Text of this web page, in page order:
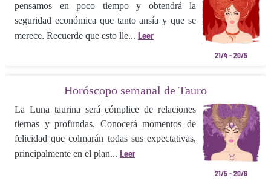
21/4 - 20/5
pensamos en poco tiempo y obtendrá la
seguridad económica que tanto ansía y que se
merece. Recuerde que esto lle... Leer
Horóscopo semanal de Tauro
21/5 - 20/6
La Luna taurina será cómplice de rela­ciones
tiernas y profundas. Conocerá mo­mentos de
felicidad que colmarán todas sus expectativas,
principalmente en el plan... Leer